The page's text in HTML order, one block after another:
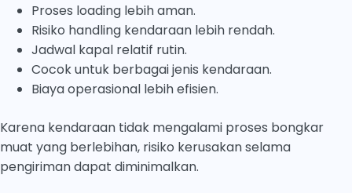
Proses loading lebih aman.
Risiko handling kendaraan lebih rendah.
Jadwal kapal relatif rutin.
Cocok untuk berbagai jenis kendaraan.
Biaya operasional lebih efisien.
Karena kendaraan tidak mengalami proses bongkar
muat yang berlebihan, risiko kerusakan selama
pengiriman dapat diminimalkan.